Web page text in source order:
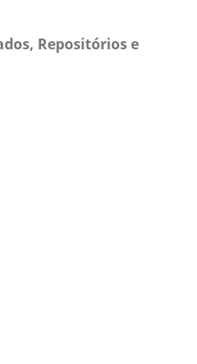
Repositórios e